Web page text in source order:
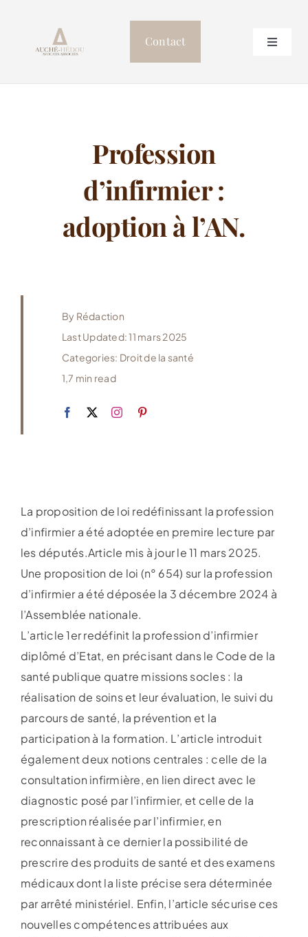
contenu
Contact
Toggle
Professionnels de SantéProfession
d’infirmier :
adoption à l’AN.
By Rédaction
Last Updated: 11 mars 2025
Categories: Droit de la santé
1,7 min read
La proposition de loi redéfinissant la profession
d’infirmier a été adoptée en premire lecture par
les députés.Article mis à jour le 11 mars 2025.
Une proposition de loi (n° 654) sur la profession
d’infirmier a été déposée la 3 décembre 2024 à
l’Assemblée nationale.
L’article 1er redéfinit la profession d’infirmier
diplômé d’Etat, en précisant dans le Code de la
santé publique quatre missions socles : la
réalisation de soins et leur évaluation, le suivi du
parcours de santé, la prévention et la
participation à la formation. L’article introduit
également deux notions centrales : celle de la
consultation infirmière, en lien direct avec le
diagnostic posé par l’infirmier, et celle de la
prescription réalisée par l’infirmier, en
reconnaissant à ce dernier la possibilité de
prescrire des produits de santé et des examens
médicaux dont la liste précise sera déterminée
par arrêté ministériel. Enfin, l’article sécurise ces
nouvelles compétences attribuées aux